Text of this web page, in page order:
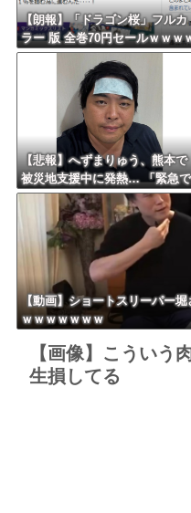
【朗報】「ドラゴン桜」フルカ
ラー 版 全巻70円セールｗｗｗ
ｗｗｗｗ スポーツ漫画50％ポ
イント還元セール
【悲報】へずまりゅう、熊本で
被災地支援中に発熱… 「緊急で
病院に向かい点滴を打ったら楽
に」 回復を報告
【動画】ショートスリーパー
ｗｗｗｗｗｗｗ
【画像】こういう
生損してる